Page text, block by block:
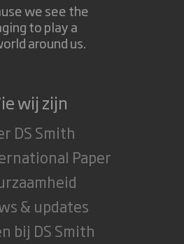
we see the
to play a
around us.
wij zijn
DS Smith
Paper
& updates
bij DS Smith